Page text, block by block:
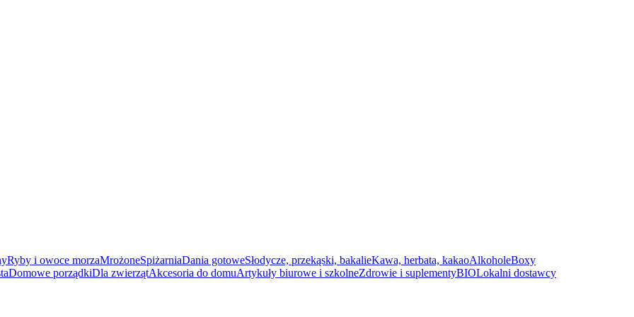
Ryby i owoce morzaMrożoneSpiżarniaDania gotoweSłodycze, przekąski, bakalieKawa, herbata, kakaoAlkoholeBoxy
Domowe porządkiDla zwierzątAkcesoria do domuArtykuły biurowe i szkolneZdrowie i suplementyBIOLokalni dostawcy